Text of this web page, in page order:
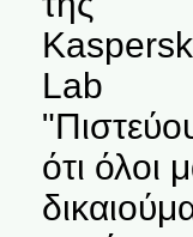
Lab
ότι όλοι